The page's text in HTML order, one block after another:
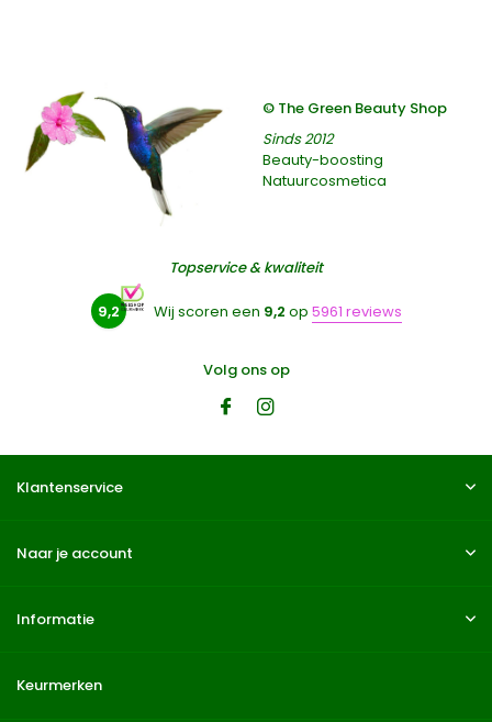
© The Green Beauty Shop
Sinds 2012
Beauty-boosting
Natuurcosmetica
Topservice & kwaliteit
9,2 Wij scoren een 9,2 op 5961 reviews
Volg ons op
Klantenservice
Naar je account
Informatie
Keurmerken